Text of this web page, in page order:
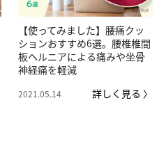
【使ってみました】腰痛クッ
ションおすすめ6選。腰椎椎間
板ヘルニアによる痛みや坐骨
神経痛を軽減
2021.05.14 詳しく見る 〉